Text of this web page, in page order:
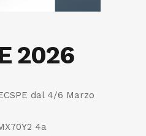
2026
dal 4/6 Marzo
4a